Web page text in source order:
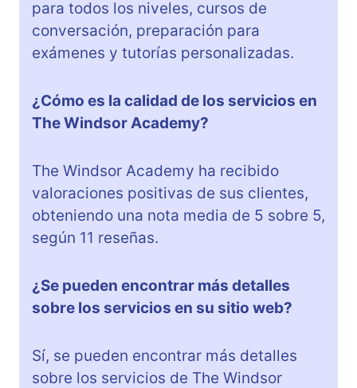
para todos los niveles, cursos de
conversación, preparación para
exámenes y tutorías personalizadas.
¿Cómo es la calidad de los servicios en
The Windsor Academy?
The Windsor Academy ha recibido
valoraciones positivas de sus clientes,
obteniendo una nota media de 5 sobre 5,
según 11 reseñas.
¿Se pueden encontrar más detalles
sobre los servicios en su sitio web?
Sí, se pueden encontrar más detalles
sobre los servicios de The Windsor